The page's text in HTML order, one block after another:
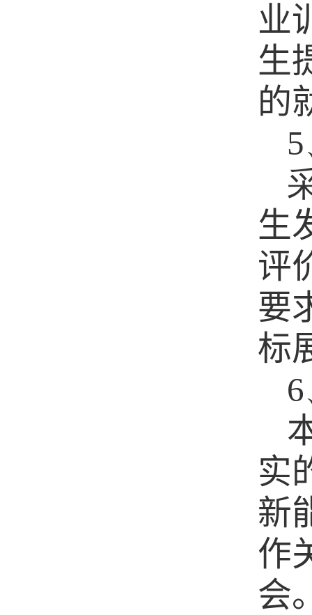
业
生
的
5
生
评
要
标
6
实
新
作
会